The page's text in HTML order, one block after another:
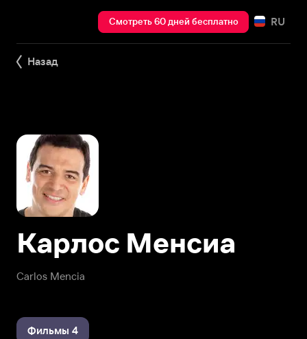
Смотреть 60 дней бесплатно RU
Назад
Carlos Mencia
Карлос Менсиа
Фильмы 4